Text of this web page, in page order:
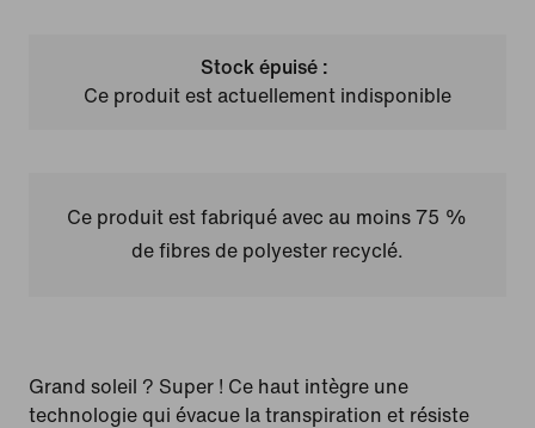
Stock épuisé :
Ce produit est actuellement indisponible
Ce produit est fabriqué avec au moins 75 %
de fibres de polyester recyclé.
Grand soleil ? Super ! Ce haut intègre une
technologie qui évacue la transpiration et résiste